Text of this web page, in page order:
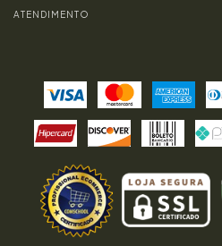
ATENDIMENTO